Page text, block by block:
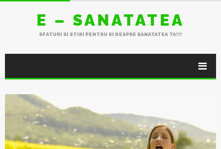
E – SANATATEA
SFATURI SI STIRI PENTRU SI DESPRE SANATATEA TA!!!